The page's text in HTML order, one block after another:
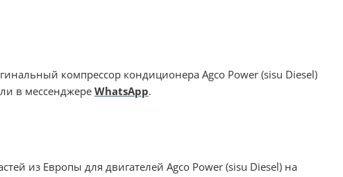
компрессор кондиционера Agco Power (sisu Diesel)
в мессенджере WhatsApp.
из Европы для двигателей Agco Power (sisu Diesel) на